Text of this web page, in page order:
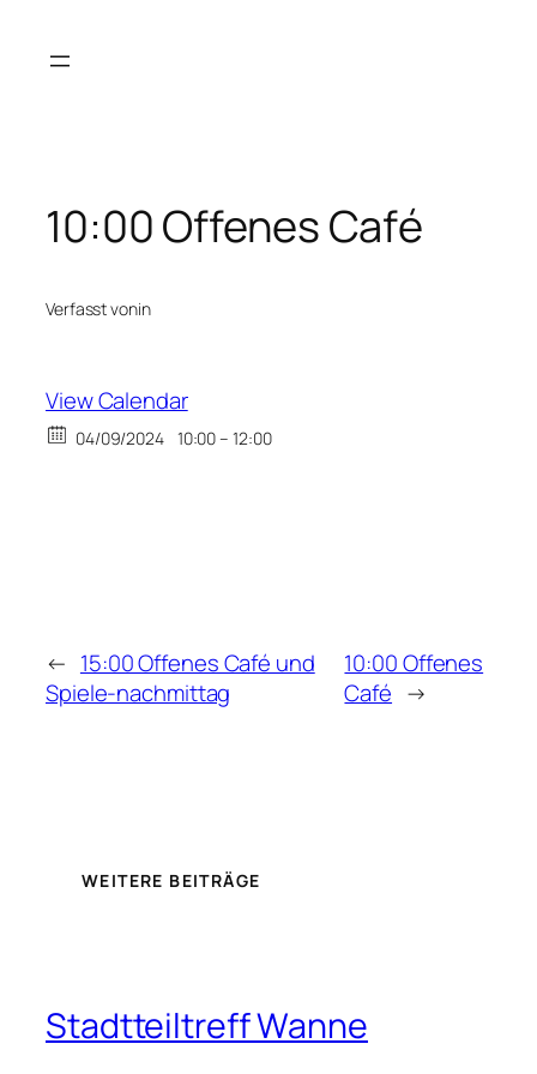
Inhalt
10:00 Offenes Café
Verfasst vonin
View Calendar
04/09/2024 10:00 – 12:00
← 15:00 Offenes Café und
Spiele-nachmittag
10:00 Offenes
Café →
WEITERE BEITRÄGE
Stadtteiltreff Wanne